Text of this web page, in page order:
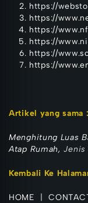
https://
https://
https://
https://
https://
https://
Artikel yang sama :
Menghitung Luas
Atap Rumah,Jenis
Kembali Ke
HOME |